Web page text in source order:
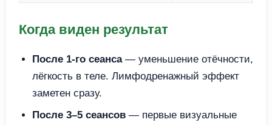
Когда виден результат
После 1-го сеанса— уменьшение отёчности,
лёгкость в теле. Лимфодренажный эффект
заметен сразу.
После 3–5 сеансов — первые визуальные